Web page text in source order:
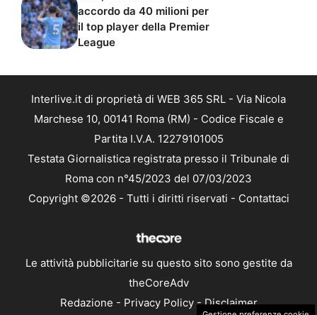
accordo da 40 milioni per
il top player della Premier
League
Interlive.it di proprietà di WEB 365 SRL - Via Nicola
Marchese 10, 00141 Roma (RM) - Codice Fiscale e
Partita I.V.A. 12279101005
Testata Giornalistica registrata presso il Tribunale di
Roma con n°45/2023 del 07/03/2023
Copyright ©2026 - Tutti i diritti riservati - Contattaci
Le attività pubblicitarie su questo sito sono gestite da
theCoreAdv
Redazione - Privacy Policy-Disclaimer